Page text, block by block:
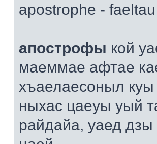
apostrophe -
апострофы кой
маеммае афтае
хъаелаесоныл
ныхас цаеуы уый
райдайа, уаед